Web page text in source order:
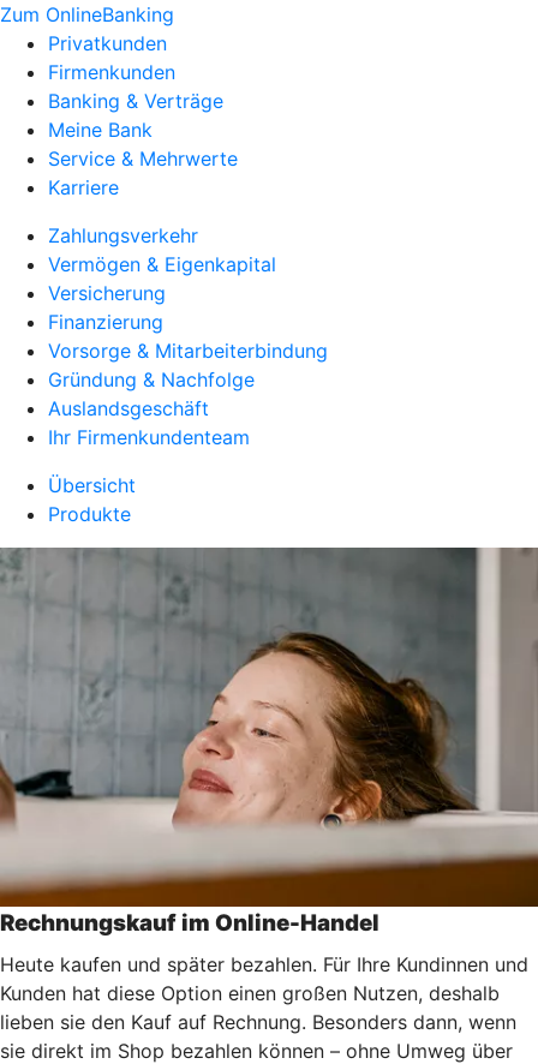
Zum OnlineBanking
Privatkunden
Firmenkunden
Banking & Verträge
Meine Bank
Service & Mehrwerte
Karriere
Zahlungsverkehr
Vermögen & Eigenkapital
Versicherung
Finanzierung
Vorsorge & Mitarbeiterbindung
Gründung & Nachfolge
Auslandsgeschäft
Ihr Firmenkundenteam
Übersicht
Produkte
Rechnungskauf im Online-Handel
Heute kaufen und später bezahlen. Für Ihre Kundinnen und
Kunden hat diese Option einen großen Nutzen, deshalb
lieben sie den Kauf auf Rechnung. Besonders dann, wenn
sie direkt im Shop bezahlen können – ohne Umweg über